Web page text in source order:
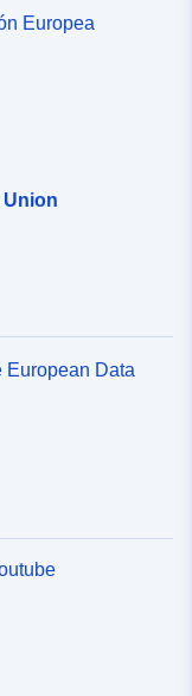
Europea
Union
European Data